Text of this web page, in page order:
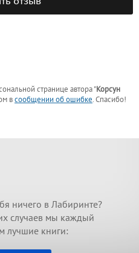
странице автора "Корсун
всообщении об ошибке. Спасибо!
ничего в Лабиринте?
случаев мы каждый
лучшие книги: